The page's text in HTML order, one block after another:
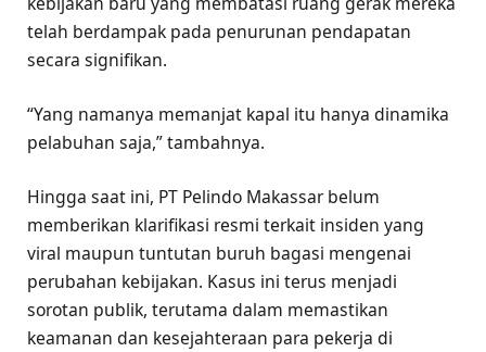
telah berdampak pada penurunan pendapatan
secara signifikan.
“Yang namanya memanjat kapal itu hanya dinamika
pelabuhan saja,” tambahnya.
Hingga saat ini, PT Pelindo Makassar belum
memberikan klarifikasi resmi terkait insiden yang
viral maupun tuntutan buruh bagasi mengenai
perubahan kebijakan. Kasus ini terus menjadi
sorotan publik, terutama dalam memastikan
keamanan dan kesejahteraan para pekerja di